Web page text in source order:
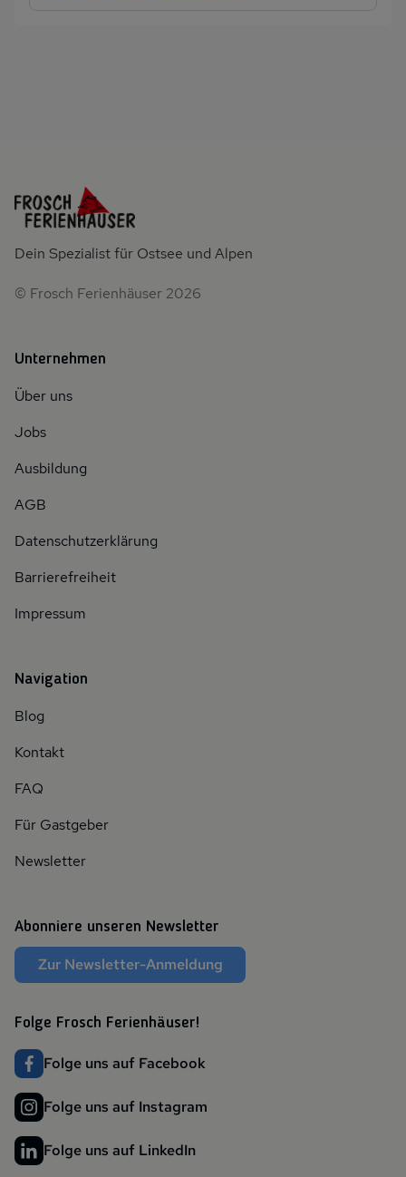
Dein Spezialist für Ostsee und Alpen
© Frosch Ferienhäuser 2026
Unternehmen
Über uns
Jobs
Ausbildung
AGB
Datenschutzerklärung
Barrierefreiheit
Impressum
Navigation
Blog
Kontakt
FAQ
Für Gastgeber
Newsletter
Abonniere unseren Newsletter
Zur Newsletter-Anmeldung
Folge Frosch Ferienhäuser!
Folge uns auf Facebook
Folge uns auf Instagram
Folge uns auf LinkedIn